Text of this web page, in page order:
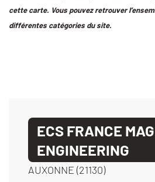
cette carte. Vous pouvez retrouver
différentes catégories du site.
ECS FRANCE
ENGINEERING
AUXONNE (21130)